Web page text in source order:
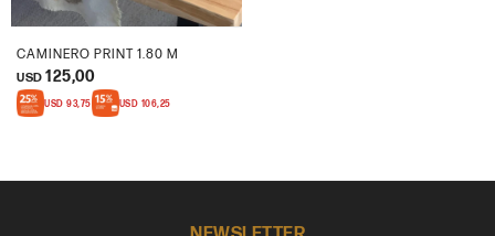
CAMINERO PRINT 1.80 M
USD 125,00
USD 93,75 USD 106,25